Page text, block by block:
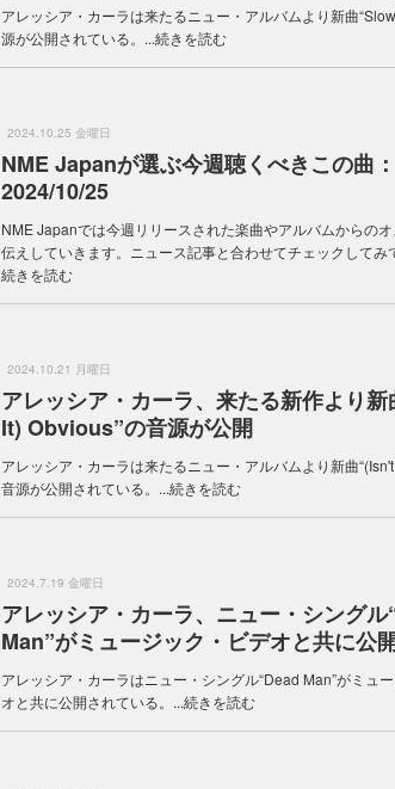
アレッシア・カーラは来たるニュー・アルバムより新曲
源が公開されている。...続きを読む
2024.10.25 金曜日
NME Japanが選ぶ今週聴くべきこの曲：
2024/10/25
NME Japanでは今週リリースされた楽曲やアルバムからの
伝えしていきます。ニュース記事と合わせてチェックしてみ
続きを読む
2024.10.21 月曜日
アレッシア・カーラ、来たる新作より
It) Obvious”の音源が公開
アレッシア・カーラは来たるニュー・アルバムより新曲
音源が公開されている。...続きを読む
2024.7.19 金曜日
アレッシア・カーラ、ニュー・シングル
Man”がミュージック・ビデオと共に公
アレッシア・カーラはニュー・シングル“Dead Man”がミュ
オと共に公開されている。...続きを読む